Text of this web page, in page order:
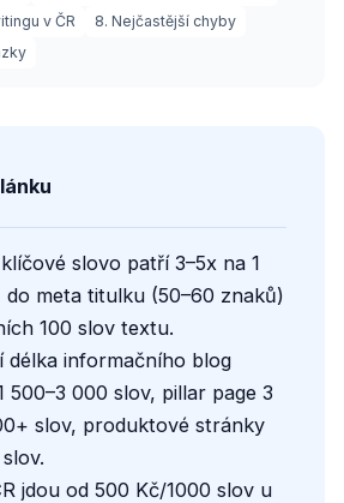
v ČR
8. Nejčastější chyby
slovo patří 3–5x na 1
do meta titulku (50–60 znaků)
100 slov textu.
délka informačního blog
500–3 000 slov, pillar page 3
slov, produktové stránky
jdou od 500 Kč/1000 slov u